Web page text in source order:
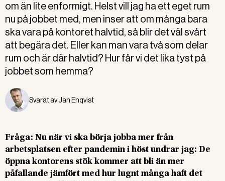
om än lite enformigt. Helst vill jag ha ett eget rum
nu på jobbet med, men inser att om många bara
ska vara på kontoret halvtid, så blir det väl svårt
att begära det. Eller kan man vara två som delar
rum och är där halvtid? Hur får vi det lika tyst på
jobbet som hemma?
Svarat avJan Enqvist
Fråga: Nu när vi ska börja jobba mer från
arbetsplatsen efter pandemin i höst undrar jag: De
öppna kontorens stök kommer att bli än mer
påfallande jämfört med hur lugnt många haft det